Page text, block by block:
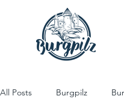
All Posts Burgpilz